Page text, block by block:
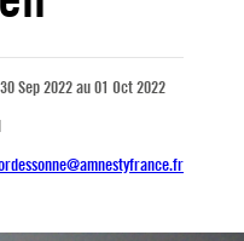
Sep 2022 au 01 Oct 2022